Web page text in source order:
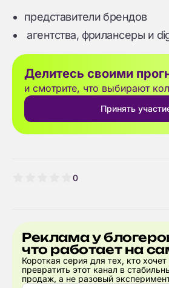
представители брендов
агентства, фрилансеры и
Делитесь своими
и смотрите, что выбирают
Принять
0
Реклама у
что работает на
Короткая серия для тех, кто
превратить этот канал в
продаж, а не разовый